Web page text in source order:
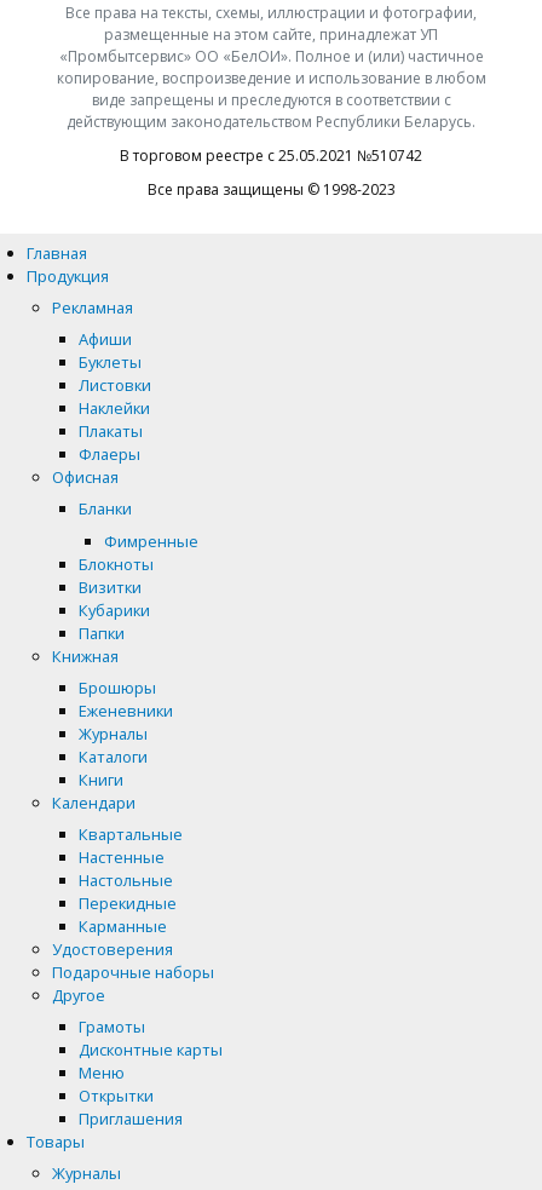
Все права на тексты, схемы, иллюстрации и фотографии,
размещенные на этом сайте, принадлежат УП
«Промбытсервис» ОО «БелОИ». Полное и (или) частичное
копирование, воспроизведение и использование в любом
виде запрещены и преследуются в соответствии с
действующим законодательством Республики Беларусь.
В торговом реестре с 25.05.2021 №510742
Все права защищены © 1998-2023
Главная
Продукция
Рекламная
Афиши
Буклеты
Листовки
Наклейки
Плакаты
Флаеры
Офисная
Бланки
Фимренные
Блокноты
Визитки
Кубарики
Папки
Книжная
Брошюры
Еженевники
Журналы
Каталоги
Книги
Календари
Квартальные
Настенные
Настольные
Перекидные
Карманные
Удостоверения
Подарочные наборы
Другое
Грамоты
Дисконтные карты
Меню
Открытки
Приглашения
Товары
Журналы